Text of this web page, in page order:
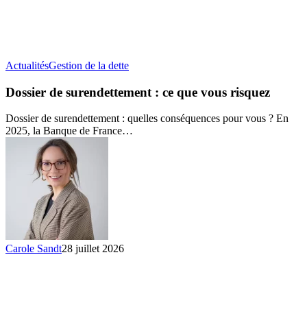
ActualitésGestion de la detteDossier
surendettement
ce
que
Dossier de surendettement : ce que vous risquez
Dossier de surendettement : quelles conséquences pour vous ? En
2025, la Banque de France…
Carole Sandt28 juillet 2026